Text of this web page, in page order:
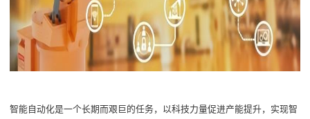
智能 自动化是一个长期而艰巨的任务， 以科技力量促进产能提升， 实现智